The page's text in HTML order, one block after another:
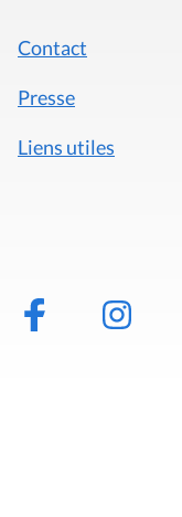
Contact
Presse
Liens utiles